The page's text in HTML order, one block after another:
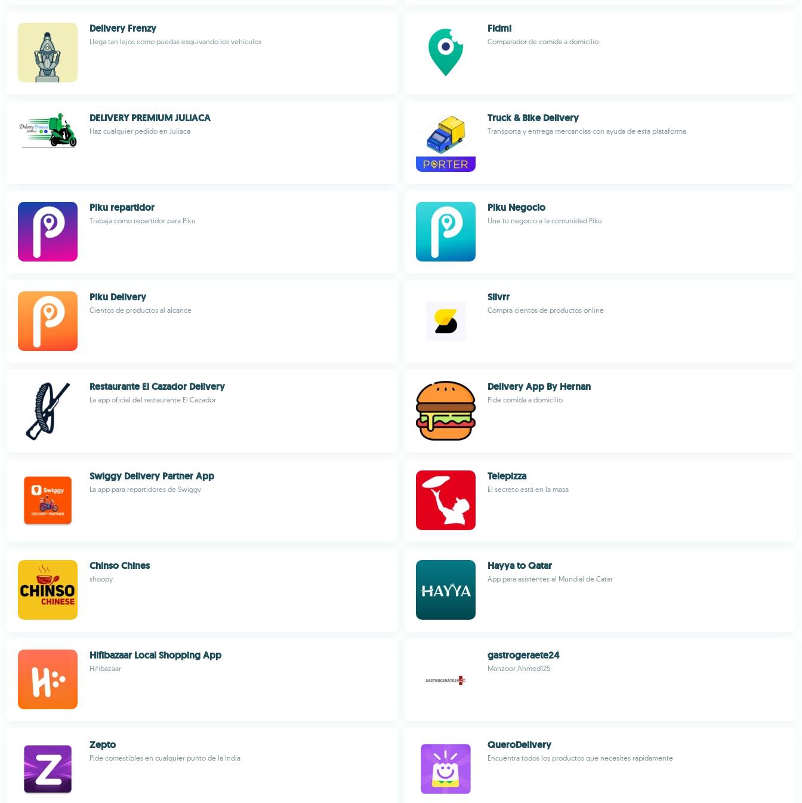
Delivery Frenzy
Llega tan lejos como puedas esquivando los vehículos
Fidmi
Comparador de comida a domicilio
DELIVERY PREMIUM JULIACA
Haz cualquier pedido en Juliaca
Truck & Bike Delivery
Transporta y entrega mercancías con ayuda de esta plataforma
Piku repartidor
Trabaja como repartidor para Piku
Piku Negocio
Une tu negocio a la comunidad Piku
Piku Delivery
Cientos de productos al alcance
Silvrr
Compra cientos de productos online
Restaurante El Cazador Delivery
La app oficial del restaurante El Cazador
Delivery App By Hernan
Pide comida a domicilio
Swiggy Delivery Partner App
La app para repartidores de Swiggy
Telepizza
El secreto está en la masa
Chinso Chines
shoopy
Hayya to Qatar
App para asistentes al Mundial de Catar
Hifibazaar Local Shopping App
Hifibazaar
gastrogeraete24
Manzoor Ahmed125
Zepto
Pide comestibles en cualquier punto de la India
QueroDelivery
Encuentra todos los productos que necesites rápidamente